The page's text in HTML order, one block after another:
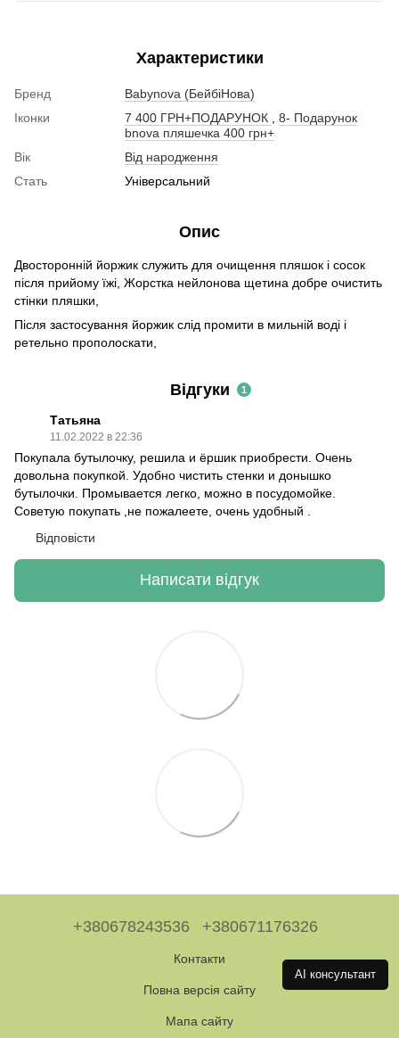
Характеристики
Бренд
Babynova (БейбіНова)
Іконки
7 400 ГРН+ПОДАРУНОК
8- Подарунок
bnova пляшечка 400 грн+
Вік
Від народження
Стать
Універсальний
Опис
Двосторонній йоржик служить для очищення пляшок і сосок
після прийому їжі, Жорстка нейлонова щетина добре очистить
стінки пляшки,
Після застосування йоржик слід промити в мильній воді і
ретельно прополоскати,
Відгуки 1
Татьяна
11.02.2022 в 22:36
Покупала бутылочку, решила и ёршик приобрести. Очень
довольна покупкой. Удобно чистить стенки и донышко
бутылочки. Промывается легко, можно в посудомойке.
Советую покупать ,не пожалеете, очень удобный .
Відповісти
Написати відгук
+380678243536 +380671176326
Контакти
Повна версія сайту
Мапа сайту
AI консультант